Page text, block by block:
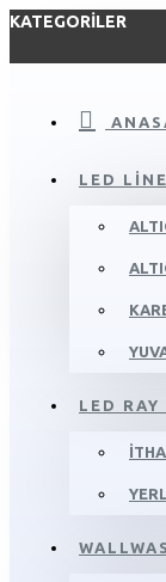
KATEGORILER
LED
LED RAY